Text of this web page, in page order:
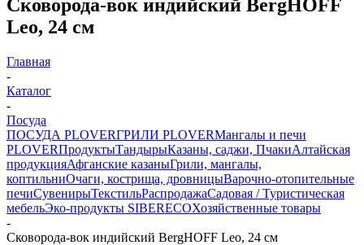
Сковорода-вок индийский BergHOFF
Leo, 24 см
Главная
-
Каталог
-
Посуда
ПОСУДА PLOVERГРИЛИ PLOVERМангалы и печи
PLOVERПродуктыТандырыКазаны, саджи, ПчакиАлтайская
продукцияАфганские казаныГрили, мангалы,
коптильниОчаги, кострища, дровницыВарочно-отопительные
печиСувенирыТекстильРаспродажаСадовая / Туристическая
мебельЭко-продукты SIBERECOХозяйственные товары
-
Сковорода-вок индийский BergHOFF Leo, 24 см